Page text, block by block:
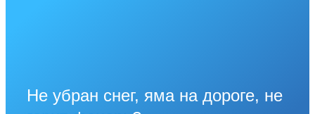
Не убран снег, яма на дороге, не